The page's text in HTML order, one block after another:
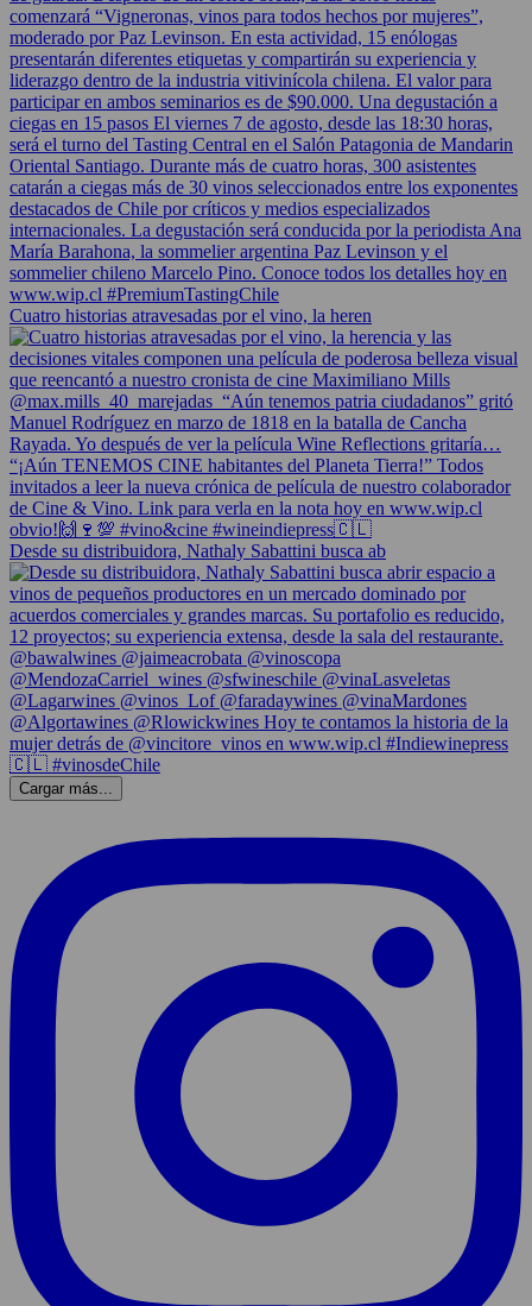
Cuatro historias atravesadas por el vino, la heren
Desde su distribuidora, Nathaly Sabattini busca ab
Cargar más...